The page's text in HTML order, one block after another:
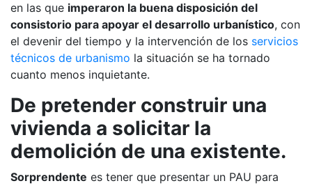
en las que imperaron la buena disposición del
consistorio para apoyar el desarrollo urbanístico, con
el devenir del tiempo y la intervención de los servicios
técnicos de urbanismo la situación se ha tornado
cuanto menos inquietante.
De pretender construir una
vivienda a solicitar la
demolición de una existente.
Sorprendente es tener que presentar un PAU para